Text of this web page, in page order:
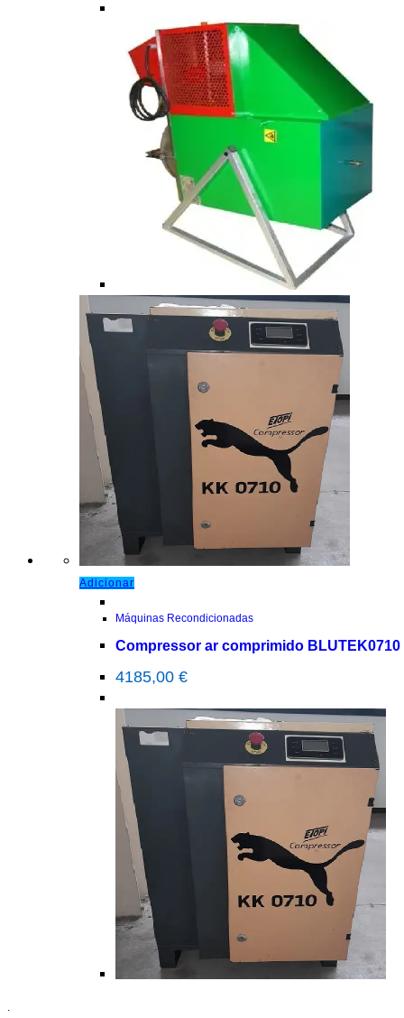
Adicionar
Máquinas Recondicionadas
Compressor ar comprimido BLUTEK0710
4185,00 €
.